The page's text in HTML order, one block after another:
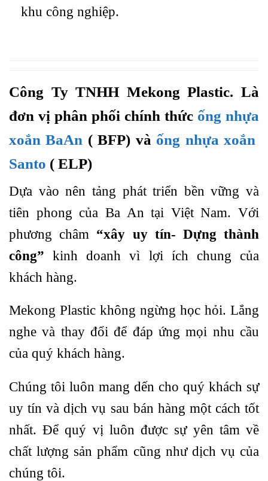
khu công nghiệp.
Công Ty TNHH Mekong Plastic. Là
đơn vị phân phối chính thức ống nhựa
xoắn BaAn ( BFP) và ống nhựa xoắn
Santo ( ELP)
Dựa vào nên tảng phát triển bền vững và
tiên phong của Ba An tại Việt Nam. Với
phương châm “xây uy tín- Dựng thành
công” kinh doanh vì lợi ích chung của
khách hàng.
Mekong Plastic không ngừng học hỏi. Lắng
nghe và thay đổi để đáp ứng mọi nhu cầu
của quý khách hàng.
Chúng tôi luôn mang dến cho quý khách sự
uy tín và dịch vụ sau bán hàng một cách tốt
nhất. Để quý vị luôn được sự yên tâm về
chất lượng sản phẩm cũng như dịch vụ của
chúng tôi.